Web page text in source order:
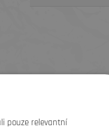
pouze relevantní